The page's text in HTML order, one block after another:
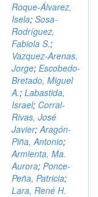
Roque-Álvarez,
Isela; Sosa-
Rodríguez,
Fabiola S.;
Vazquez-Arenas,
Jorge; Escobedo-
Bretado, Miguel
A.; Labastida,
Israel; Corral-
Rivas, José
Javier;Aragón-
Piña, Antonio;
Armienta, Ma.
Aurora; Ponce-
Peña, Patricia;
Lara, René H.